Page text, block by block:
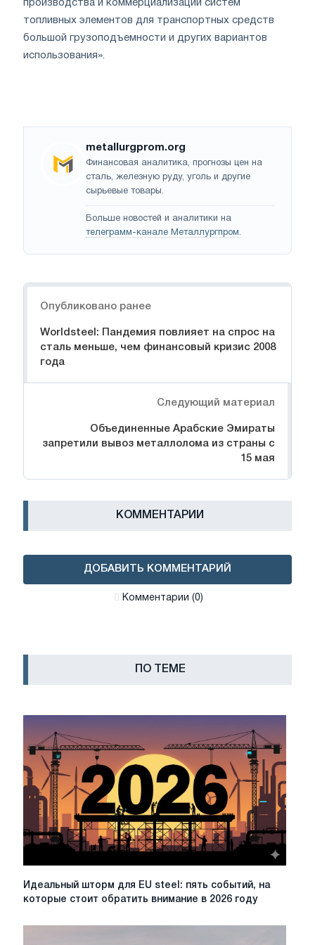
производства и коммерциализации систем
топливных элементов для транспортных средств
большой грузоподъемности и других вариантов
использования».
metallurgprom.org
Финансовая аналитика, прогнозы цен на
сталь, железную руду, уголь и другие
сырьевые товары.
Больше новостей и аналитики на
телеграмм-канале Металлургпром.
Опубликовано ранее
Worldsteel: Пандемия повлияет на спрос на
сталь меньше, чем финансовый кризис 2008
года
Следующий материал
Объединенные Арабские Эмираты
запретили вывоз металлолома из страны с
15 мая
КОММЕНТАРИИ
ДОБАВИТЬ КОММЕНТАРИЙ
Комментарии (0)
ПО ТЕМЕ
Идеальный
EU
Идеальный шторм для EU steel: пять событий, на
которые стоит обратить внимание в 2026 году